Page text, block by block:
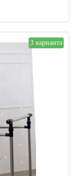
3 варианта